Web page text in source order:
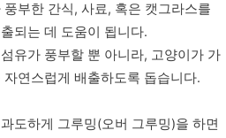
부한 간식, 사료, 혹은 캣그라스를
되는 데 도움이 됩니다.
유가 풍부할 뿐 아니라, 고양이가 가
연스럽게 배출하도록 돕습니다.
도하게 그루밍(오버 그루밍)을 하면